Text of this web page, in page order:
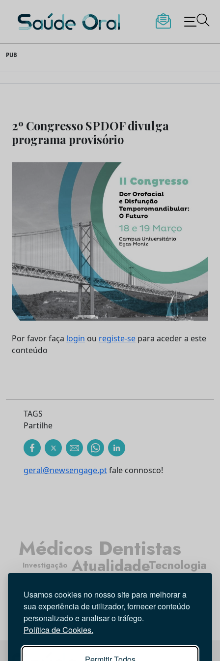
Usamos cookies no nosso site para melhorar a
sua experiência de utilizador, fornecer conteúdo
personalizado e analisar o tráfego.
Política de Cookies.
to
content
Saúde Oral
PUB
2º Congresso SPDOF divulga
programa provisório
Por favor faça login ou registe-se para aceder a este
conteúdo
TAGS
Partilhe
geral@newsengage.ptfale connosco!
Atualidade
Médicos Dentistas
Entrevista
Opinião
Tecnologia
Investigação